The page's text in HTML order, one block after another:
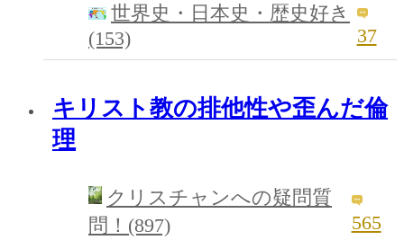
世界史・日本史・歴史好き
(153)
37
キリスト教の排他性や歪んだ倫
理
クリスチャンへの疑問質
問！(897)
565